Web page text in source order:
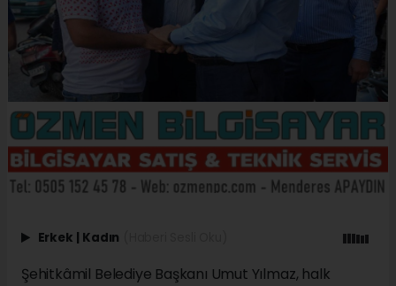
Erkek | Kadın
Şehitkâmil Belediye Başkanı Umut Yılmaz, halk